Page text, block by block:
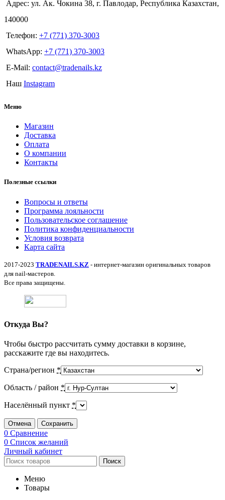
Адрес: ул. Ак. Чокина 38, г. Павлодар, Республика Казахстан,
140000
Телефон: +7 (771) 370-3003
WhatsApp: +7 (771) 370-3003
E-Mail: contact@tradenails.kz
Наш Instagram
Меню
Магазин
Доставка
Оплата
О компании
Контакты
Полезные ссылки
Вопросы и ответы
Программа лояльности
Пользовательское соглашение
Политика конфиденциальности
Условия возврата
Карта сайта
2017-2023 TRADENAILS.KZ - интернет-магазин оригинальных товаров
для nail-мастеров.
Все права защищены.
Откуда Вы?
Чтобы быстро рассчитать сумму доставки в корзине,
расскажите где вы находитесь.
Страна/регион *
Область / район *
Населённый пункт *
Отмена Сохранить
0 Сравнение
0 Список желаний
Личный кабинет
Поиск
Меню
Товары